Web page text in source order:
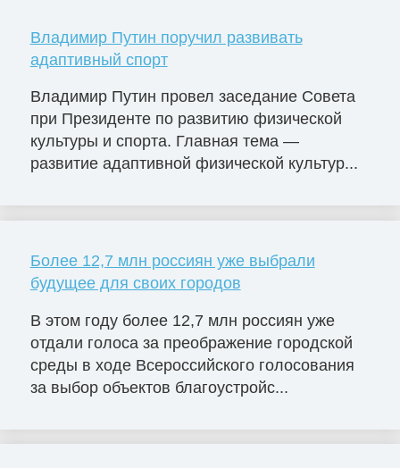
Владимир Путин поручил развивать
адаптивный спорт
Владимир Путин провел заседание Совета
при Президенте по развитию физической
культуры и спорта. Главная тема —
развитие адаптивной физической культур...
Более 12,7 млн россиян уже выбрали
будущее для своих городов
В этом году более 12,7 млн россиян уже
отдали голоса за преображение городской
среды в ходе Всероссийского голосования
за выбор объектов благоустройс...